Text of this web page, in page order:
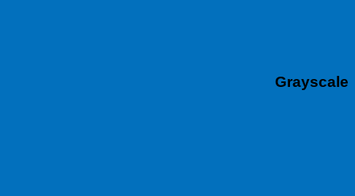
Grayscale